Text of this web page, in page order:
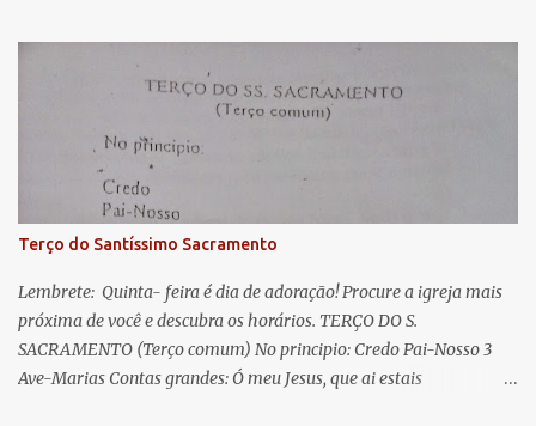
lágrimas. Eia, pois, Advogada nossa, estes vossos olhos
misericordiosos a nós volvei, e depois deste desterro, mostrai-nos
Jesus. Bendito é o fruto do vosso ventre, ó clemente, ó piedosa, ó
doce e sempre Virgem Maria. Rogai por nós Santa Mãe de Deus.
Para que sejamos dignos das promessas de Cristo. Amém.
Terço do Santíssimo Sacramento
Lembrete: Quinta- feira é dia de adoração! Procure a igreja mais
próxima de você e descubra os horários. TERÇO DO S.
SACRAMENTO (Terço comum) No principio: Credo Pai-Nosso 3
Ave-Marias Contas grandes: Ó meu Jesus, que ai estais